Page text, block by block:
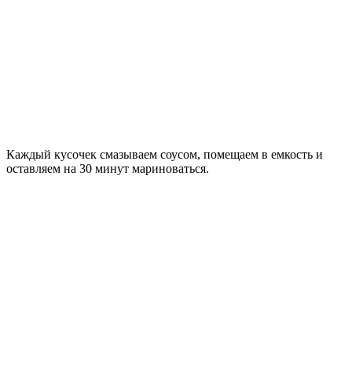
Каждый кусочек смазываем соусом, помещаем в емкость и
оставляем на 30 минут мариноваться.